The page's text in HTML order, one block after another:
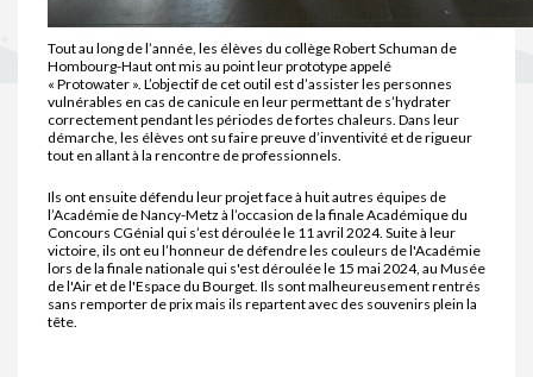
Tout au long de l’année, les élèves du collège Robert Schuman de
Hombourg-Haut ont mis au point leur prototype appelé
« Protowater ». L’objectif de cet outil est d’assister les personnes
vulnérables en cas de canicule en leur permettant de s’hydrater
correctement pendant les périodes de fortes chaleurs. Dans leur
démarche, les élèves ont su faire preuve d’inventivité et de rigueur
tout en allant à la rencontre de professionnels.
Ils ont ensuite défendu leur projet face à huit autres équipes de
l’Académie de Nancy-Metz à l’occasion de la finale Académique du
Concours CGénial qui s’est déroulée le 11 avril 2024. Suite à leur
victoire, ils ont eu l’honneur de défendre les couleurs de l'Académie
lors de la finale nationale qui s'est déroulée le 15 mai 2024, au Musée
de l'Air et de l'Espace du Bourget. Ils sont malheureusement rentrés
sans remporter de prix mais ils repartent avec des souvenirs plein la
tête.